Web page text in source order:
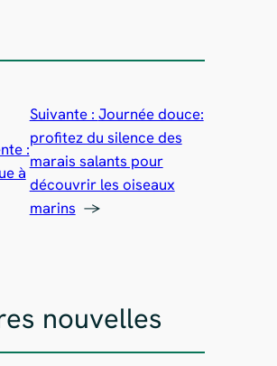
:
à
Suivante : Journée douce:
profitez du silence des
marais salants pour
découvrir les oiseaux
marins →
nouvelles